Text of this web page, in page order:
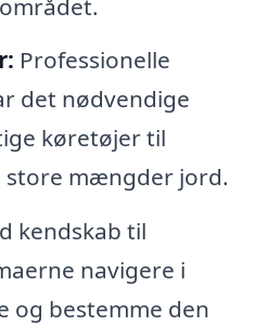
Professionelle
det nødvendige
køretøjer til
mængder jord.
kendskab til
navigere i
og bestemme den